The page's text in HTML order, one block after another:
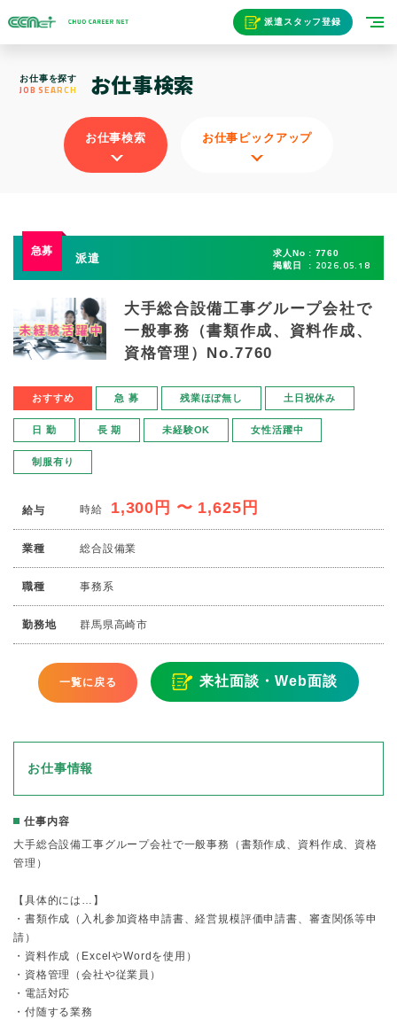
派遣スタッフ登録
お仕事を探す
JOB SEARCH お仕事検索
お仕事検索 お仕事ピックアップ
派遣 求人No
7760
掲載日
2026.05.18
大手総合設備工事グループ会社で
一般事務（書類作成、資料作成、
資格管理）No.7760
おすすめ 急 募 残業ほぼ無し 土日祝休み
日 勤 長 期 未経験OK 女性活躍中
制服有り
給与 時給 1,300円 〜 1,625円
業種 総合設備業
職種 事務系
勤務地 群馬県高崎市
一覧に戻る 来社面談・Web面談
お仕事情報
仕事内容
大手総合設備工事グループ会社で一般事務（書類作成、資料作成、資格
管理）
【具体的には…】
・書類作成（入札参加資格申請書、経営規模評価申請書、審査関係等申
請）
・資料作成（ExcelやWordを使用）
・資格管理（会社や従業員）
・電話対応
・付随する業務